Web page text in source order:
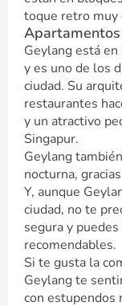
toque retro muy
Geylang está
y es uno de los
ciudad. Su
restaurantes
y un atractivo
Singapur.
Geylang
nocturna,
Y, aunque
ciudad, no te
segura y
recomendables.
Si te gusta la
Geylang te
con estupendos